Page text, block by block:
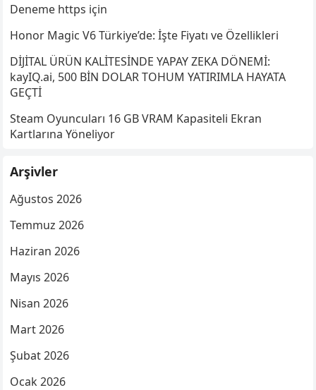
Deneme https için
Honor Magic V6 Türkiye’de: İşte Fiyatı ve Özellikleri
DİJİTAL ÜRÜN KALİTESİNDE YAPAY ZEKA DÖNEMİ:
kayIQ.ai, 500 BİN DOLAR TOHUM YATIRIMLA HAYATA
GEÇTİ
Steam Oyuncuları 16 GB VRAM Kapasiteli Ekran
Kartlarına Yöneliyor
Arşivler
Ağustos 2026
Temmuz 2026
Haziran 2026
Mayıs 2026
Nisan 2026
Mart 2026
Şubat 2026
Ocak 2026